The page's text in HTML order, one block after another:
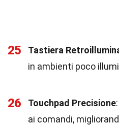
25 Tastiera
in ambienti poco
26 Touchpad Precisione
ai comandi,